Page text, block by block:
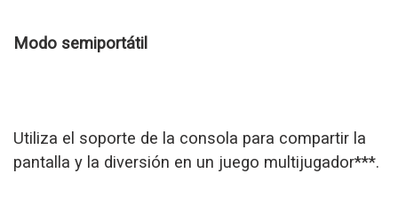
Modo semiportátil
Utiliza el soporte de la consola para compartir la
pantalla y la diversión en un juego multijugador***.